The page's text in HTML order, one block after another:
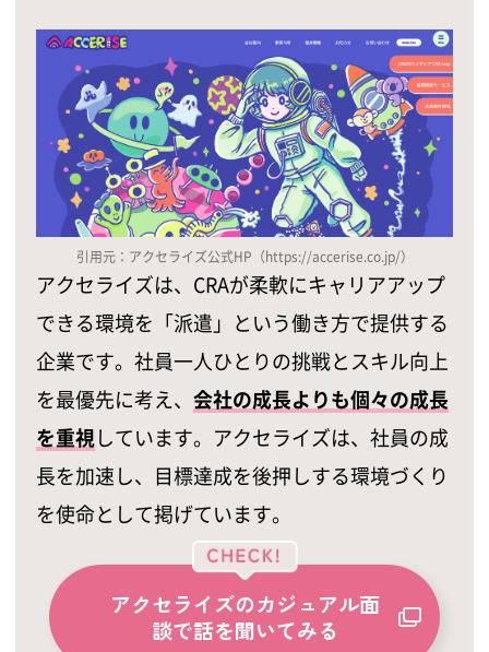
引用元：アクセライズ公式HP（https://accerise.co.jp/）
アクセライズは、CRAが柔軟にキャリアアップ
できる環境を「派遣」という働き方で提供する
企業です。社員一人ひとりの挑戦とスキル向上
を最優先に考え、会社の成長よりも個々の成長
を重視しています。アクセライズは、社員の成
長を加速し、目標達成を後押しする環境づくり
を使命として掲げています。
アクセライズのカジュアル面
談で話を聞いてみる